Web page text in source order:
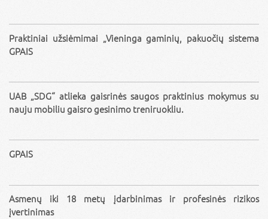
Praktiniai užsiėmimai „Vieninga gaminių, pakuočių sistema
GPAIS
UAB „SDG“ atlieka gaisrinės saugos praktinius mokymus su
nauju mobiliu gaisro gesinimo treniruokliu.
GPAIS
Asmenų iki 18 metų įdarbinimas ir profesinės rizikos
įvertinimas